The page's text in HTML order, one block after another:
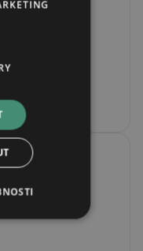
nad Labem-